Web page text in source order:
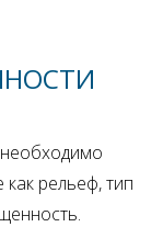
как рельеф, тип